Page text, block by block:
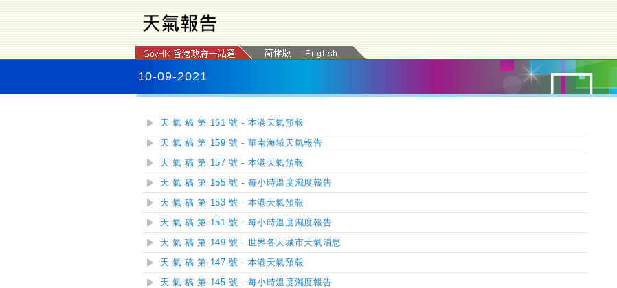
10-09-2021
天 氣 稿 第 161 號 - 本港天氣預報
天 氣 稿 第 159 號 - 華南海域天氣報告
天 氣 稿 第 157 號 - 本港天氣預報
天 氣 稿 第 155 號 - 每小時溫度濕度報告
天 氣 稿 第 153 號 - 本港天氣預報
天 氣 稿 第 151 號 - 每小時溫度濕度報告
天 氣 稿 第 149 號 - 世界各大城市天氣消息
天 氣 稿 第 147 號 - 本港天氣預報
天 氣 稿 第 145 號 - 每小時溫度濕度報告